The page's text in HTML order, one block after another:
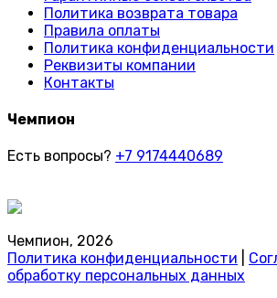
Политика возврата товара
Правила оплаты
Политика конфиденциальности
Реквизиты компании
Контакты
Чемпион
Есть вопросы? +7 9174440689
Чемпион, 2026
Политика конфиденциальности
обработку персональных данных